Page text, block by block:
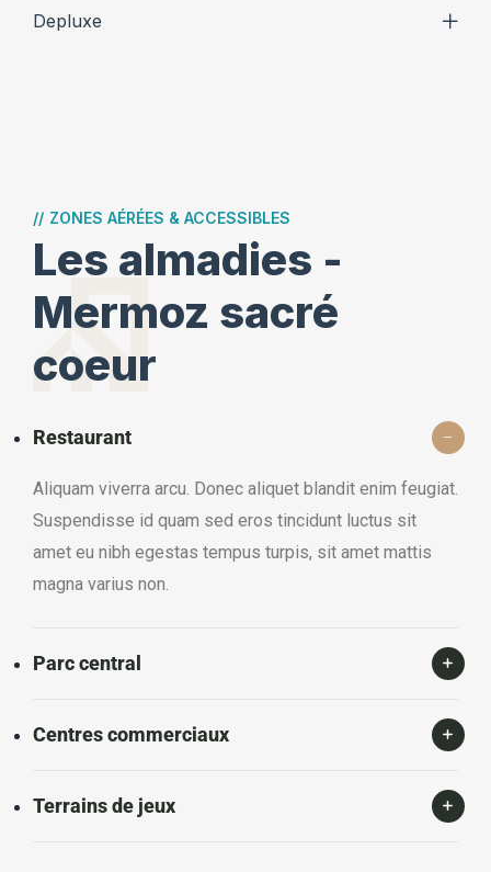
Depluxe
// ZONES AÉRÉES & ACCESSIBLES
Les almadies -
Mermoz sacré
coeur
Restaurant
Aliquam viverra arcu. Donec aliquet blandit enim feugiat.
Suspendisse id quam sed eros tincidunt luctus sit
amet eu nibh egestas tempus turpis, sit amet mattis
magna varius non.
Parc central
Centres commerciaux
Terrains de jeux